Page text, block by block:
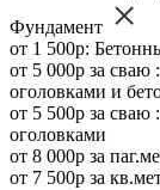
Фундамент
от 1 500р:
от 5 000р за
оголовками и
от 5 500р за
оголовками
от 8 000р за
от 7 500р за